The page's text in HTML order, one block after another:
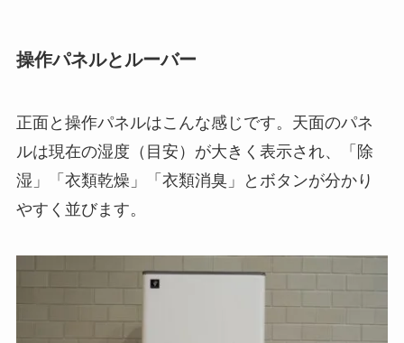
操作パネルとルーバー
正面と操作パネルはこんな感じです。天面のパネ
ルは現在の湿度（目安）が大きく表示され、「除
湿」「衣類乾燥」「衣類消臭」とボタンが分かり
やすく並びます。